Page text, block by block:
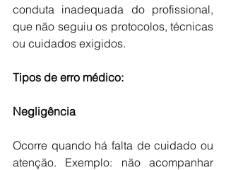
conduta inadequada do profissional,
que não seguiu os protocolos, técnicas
ou cuidados exigidos.
Tipos de erro médico:
Negligência
Ocorre quando há falta de cuidado ou
atenção. Exemplo: não acompanhar